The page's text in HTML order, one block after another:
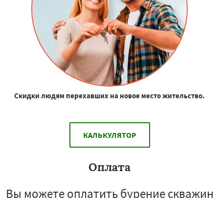
Скидки людям перехавших на новое место жительство.
КАЛЬКУЛЯТОР
Оплата
Вы можете оплатить бурение скважин